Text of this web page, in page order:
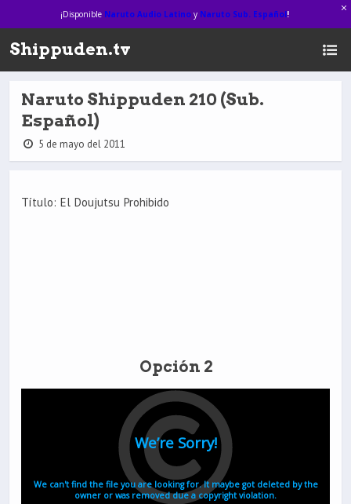
¡Disponible Naruto Audio Latinoy Naruto Sub. Español!
Shippuden.tv
Naruto Shippuden 210 (Sub.
Español)
5 de mayo del 2011
Título: El Doujutsu Prohibido
Opción 2